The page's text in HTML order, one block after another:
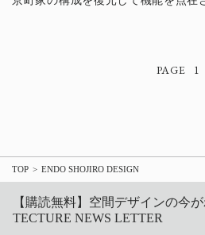
1
TOP ENDO SHOJIRO DESIGN
【購読無料】空間デザインの今
TECTURE NEWS LETTER